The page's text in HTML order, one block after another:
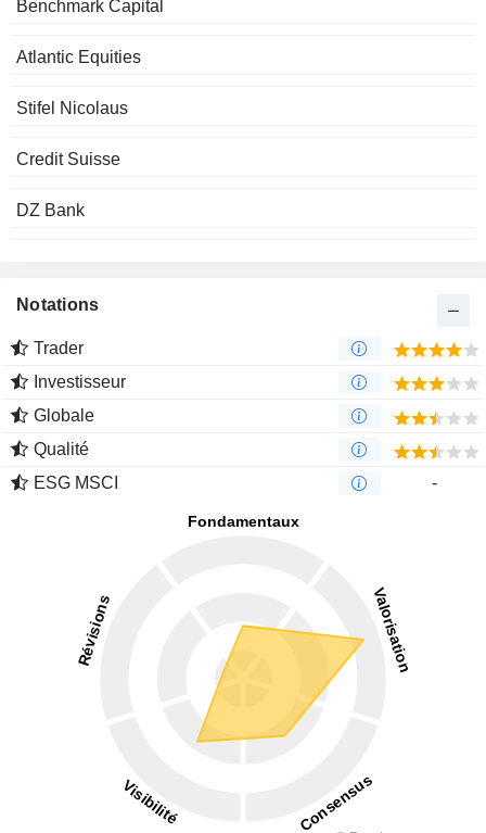
Benchmark Capital
Atlantic Equities
Stifel Nicolaus
Credit Suisse
DZ Bank
Notations
Trader
Investisseur
Globale
Qualité
ESG MSCI
-